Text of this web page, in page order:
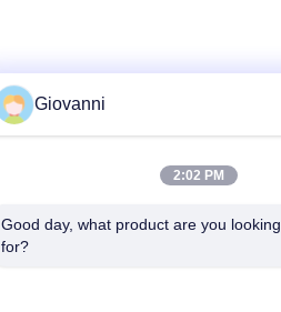
Giovanni
2:02 PM
Good day, what product are you looking
for?